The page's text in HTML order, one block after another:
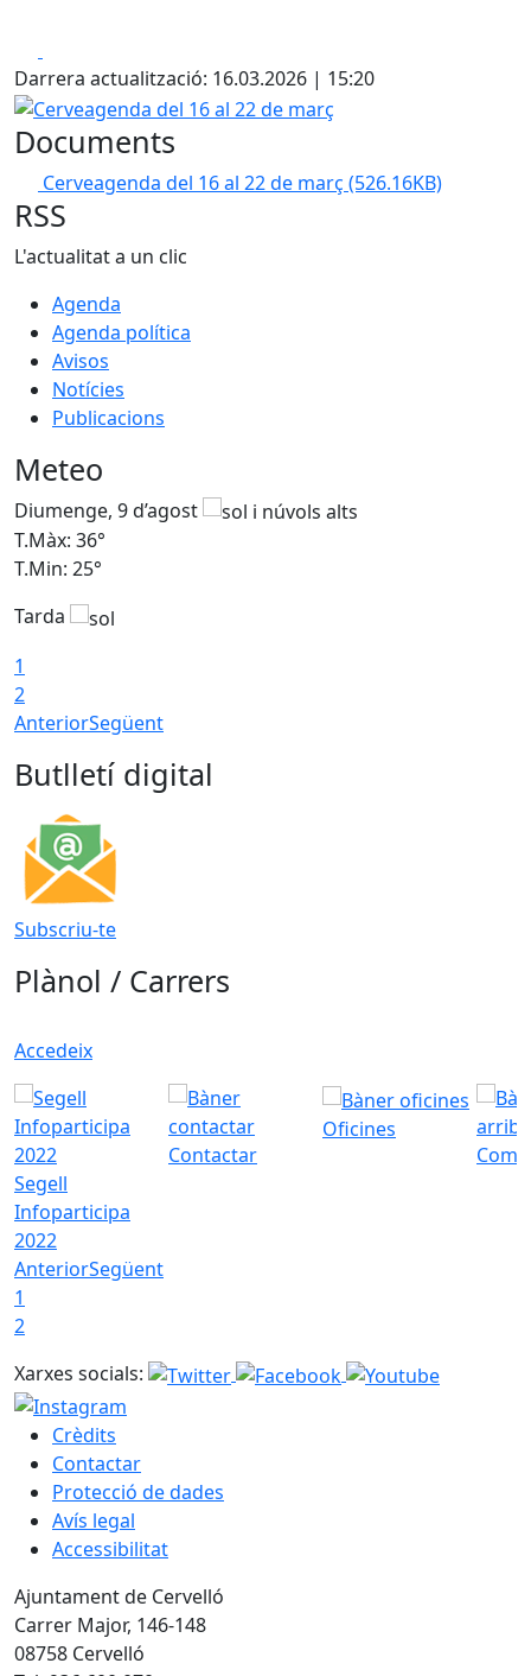
Darrera actualització: 16.03.2026 | 15:20
Cerveagenda del 16 al 22 de març
Documents
Cerveagenda del 16 al 22 de març (526.16KB)
RSS
L'actualitat a un clic
Agenda
Agenda política
Avisos
Notícies
Publicacions
Meteo
Diumenge, 9 d’agost
T.Màx: 36°
T.Min: 25°
Tarda
1
2
AnteriorSegüent
Butlletí digital
Subscriu-te
Plànol / Carrers
Accedeix
Segell
Infoparticipa
2022
Contactar
Oficines
Com
AnteriorSegüent
1
2
Xarxes socials:
Crèdits
Contactar
Protecció de dades
Avís legal
Accessibilitat
Ajuntament de Cervelló
Carrer Major, 146-148
08758 Cervelló